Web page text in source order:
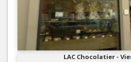
LAC Chocolatier -